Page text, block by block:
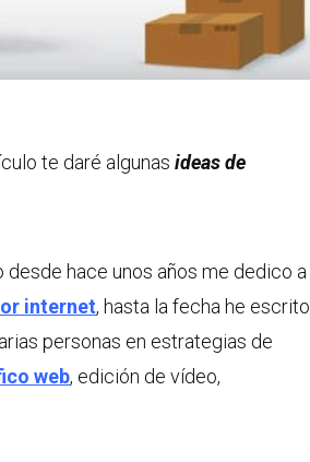
te daré algunasideas de
hace unos años me dedico a
internet, hasta la fecha he escrito
personas en estrategias de
web, edición de vídeo,